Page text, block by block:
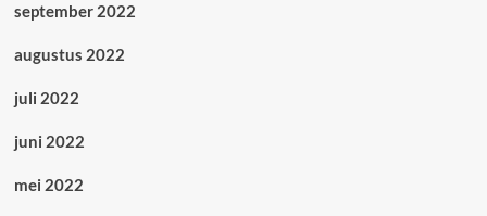
september 2022
augustus 2022
juli 2022
juni 2022
mei 2022